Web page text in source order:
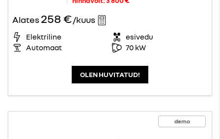
Alates258 €/kuus
Elektriline
esivedu
Automaat
70 kW
OLEN HUVITATUD!
demo